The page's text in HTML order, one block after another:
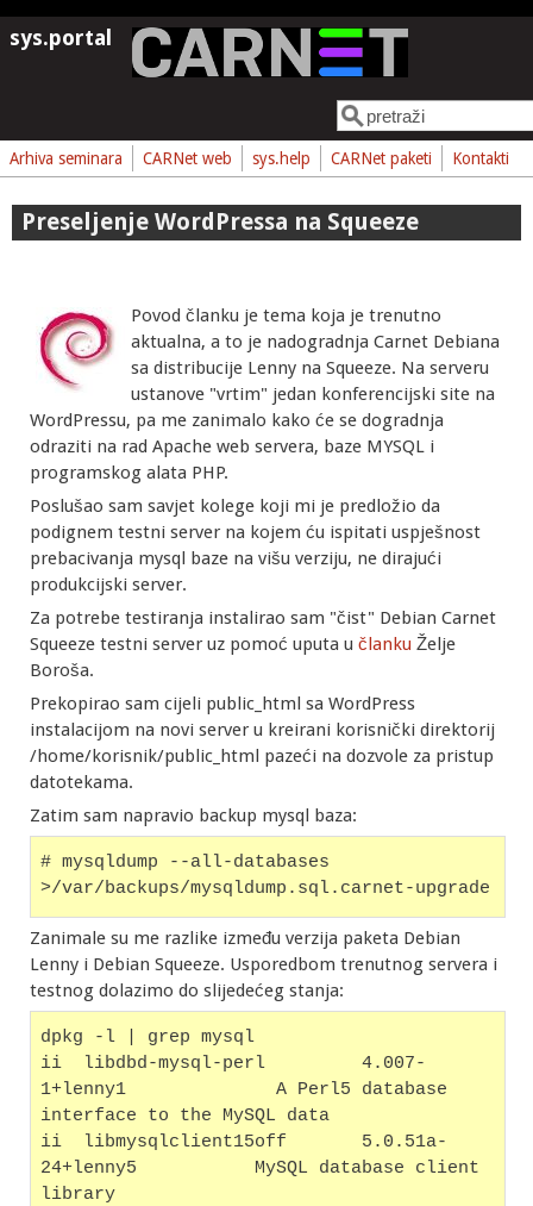
Skoči na glavni sadržaj
sys.portal
Obrazac pretrage
Pretraga
Arhiva seminara CARNet web sys.help CARNet paketi Kontakti
Preseljenje WordPressa na Squeeze
Povod članku je tema koja je trenutno
aktualna, a to je nadogradnja Carnet Debiana
sa distribucije Lenny na Squeeze. Na serveru
ustanove "vrtim" jedan konferencijski site na
WordPressu, pa me zanimalo kako će se dogradnja
odraziti na rad Apache web servera, baze MYSQL i
programskog alata PHP.
Poslušao sam savjet kolege koji mi je predložio da
podignem testni server na kojem ću ispitati uspješnost
prebacivanja mysql baze na višu verziju, ne dirajući
produkcijski server.
Za potrebe testiranja instalirao sam "čist" Debian Carnet
Squeeze testni server uz pomoć uputa u članku Želje
Boroša.
Prekopirao sam cijeli public_html sa WordPress
instalacijom na novi server u kreirani korisnički direktorij
/home/korisnik/public_html pazeći na dozvole za pristup
datotekama.
Zatim sam napravio backup mysql baza:
# mysqldump --all-databases
>/var/backups/mysqldump.sql.carnet-upgrade
Zanimale su me razlike između verzija paketa Debian
Lenny i Debian Squeeze. Usporedbom trenutnog servera i
testnog dolazimo do slijedećeg stanja:
dpkg -l | grep mysql
ii  libdbd-mysql-perl         4.007-
1+lenny1              A Perl5 database
interface to the MySQL data
ii  libmysqlclient15off       5.0.51a-
24+lenny5           MySQL database client
library